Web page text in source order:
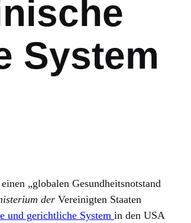
System
„globalen Gesundheitsnotstand
der Vereinigten Staaten
und gerichtliche System in den USA